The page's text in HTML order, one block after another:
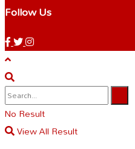
Follow Us
No Result
View All Result